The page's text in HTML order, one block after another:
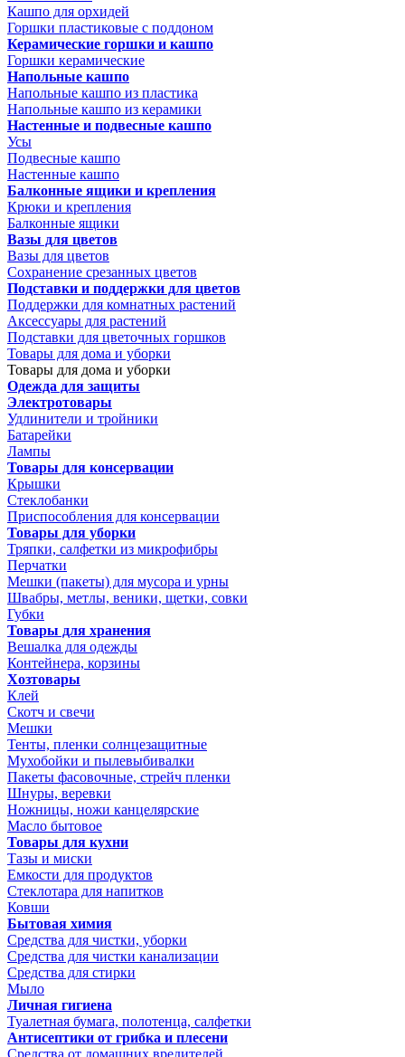
Кашпо для орхидей
Горшки пластиковые с поддоном
Керамические горшки и кашпо
Горшки керамические
Напольные кашпо
Напольные кашпо из пластика
Напольные кашпо из керамики
Настенные и подвесные кашпо
Усы
Подвесные кашпо
Настенные кашпо
Балконные ящики и крепления
Крюки и крепления
Балконные ящики
Вазы для цветов
Вазы для цветов
Сохранение срезанных цветов
Подставки и поддержки для цветов
Поддержки для комнатных растений
Аксессуары для растений
Подставки для цветочных горшков
Товары для дома и уборки
Товары для дома и уборки
Одежда для защиты
Электротовары
Удлинители и тройники
Батарейки
Лампы
Товары для консервации
Крышки
Стеклобанки
Приспособления для консервации
Товары для уборки
Тряпки, салфетки из микрофибры
Перчатки
Мешки (пакеты) для мусора и урны
Швабры, метлы, веники, щетки, совки
Губки
Товары для хранения
Вешалка для одежды
Контейнера, корзины
Хозтовары
Клей
Скотч и свечи
Мешки
Тенты, пленки солнцезащитные
Мухобойки и пылевыбивалки
Пакеты фасовочные, стрейч пленки
Шнуры, веревки
Ножницы, ножи канцелярские
Масло бытовое
Товары для кухни
Тазы и миски
Емкости для продуктов
Стеклотара для напитков
Ковши
Бытовая химия
Средства для чистки, уборки
Средства для чистки канализации
Средства для стирки
Мыло
Личная гигиена
Туалетная бумага, полотенца, салфетки
Антисептики от грибка и плесени
Средства от домашних вредителей